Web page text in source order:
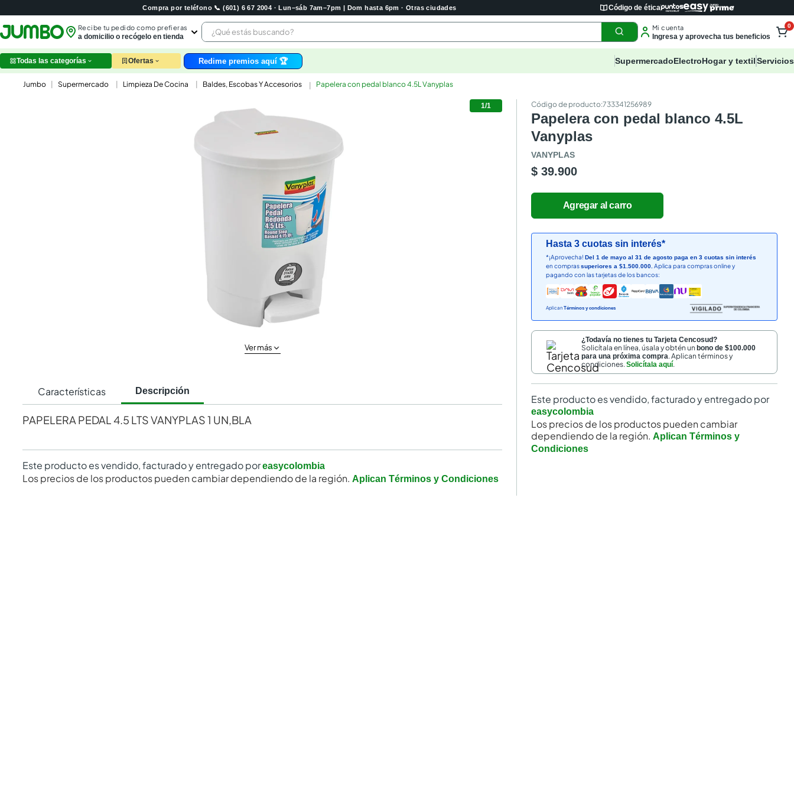
Compra por teléfono 📞 (601) 6 67 2004 · Lun–sáb 7am–7pm | Dom hasta 6pm · Otras ciudades Código de ética
Recibe tu pedido como prefieras
a domicilio o recógelo en tienda
¿Qué estás buscando?
leche
huevos
nutribela
carne
Mi cuenta
Ingresa y aprovecha tus beneficios
0
Todas las categorías Ofertas Redime premios aquí 🏆 SupermercadoElectroHogar y textilServicios
Supermercado Limpieza De Cocina Baldes, Escobas Y Accesorios Papelera con pedal blanco 4.5L Vanyplas
1/1
Ver más
Características Descripción
PAPELERA PEDAL 4.5 LTS VANYPLAS 1 UN,BLA
Este producto es vendido, facturado y entregado poreasycolombia
Los precios de los productos pueden cambiar dependiendo de la región. Aplican Términos y Condiciones
:733341256989
Papelera con pedal blanco 4.5L
Vanyplas
VANYPLAS
$ 39.900
Hasta 3 cuotas sin interés*
*¡Aprovecha!Del 1 de mayo al 31 de agosto paga en 3 cuotas sin interés
en comprassuperiores a $1.500.000. Aplica para compras online y
pagando con las tarjetas de los bancos:
Aplican Términos y condiciones
¿Todavía no tienes tu Tarjeta Cencosud?
Solicítala en línea, úsala y obtén unbono de $100.000
para una próxima compra. Aplican términos y
condiciones.Solicítala aquí.
Este producto es vendido, facturado y entregado por
easycolombia
Los precios de los productos pueden cambiar
dependiendo de la región. Aplican Términos y
Condiciones